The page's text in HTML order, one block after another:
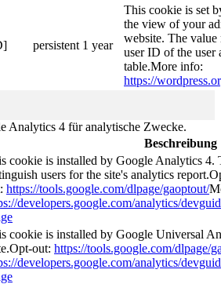
persistent 1 year
This cookie is set
the view of your
website. The
user ID of the user
table.More info:
https://
Analytics 4 für analytische Zwecke.
Beschreibung
cookie is installed by Google Analytics 4.
users for the site's analytics
https://tools.google.com/dlpage/gaoptout/
developers.google.com/analytics/
cookie is installed by Google Universal
out: https://tools.google.com/dlpage/
developers.google.com/analytics/